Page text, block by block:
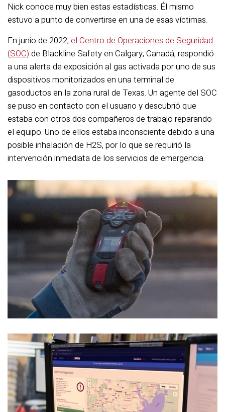
Nick conoce muy bien estas estadísticas. Él mismo
estuvo a punto de convertirse en una de esas víctimas.
En junio de 2022, el Centro de Operaciones de Seguridad
(SOC) de Blackline Safety en Calgary, Canadá, respondió
a una alerta de exposición al gas activada por uno de sus
dispositivos monitorizados en una terminal de
gasoductos en la zona rural de Texas. Un agente del SOC
se puso en contacto con el usuario y descubrió que
estaba con otros dos compañeros de trabajo reparando
el equipo. Uno de ellos estaba inconsciente debido a una
posible inhalación de H2S, por lo que se requirió la
intervención inmediata de los servicios de emergencia.